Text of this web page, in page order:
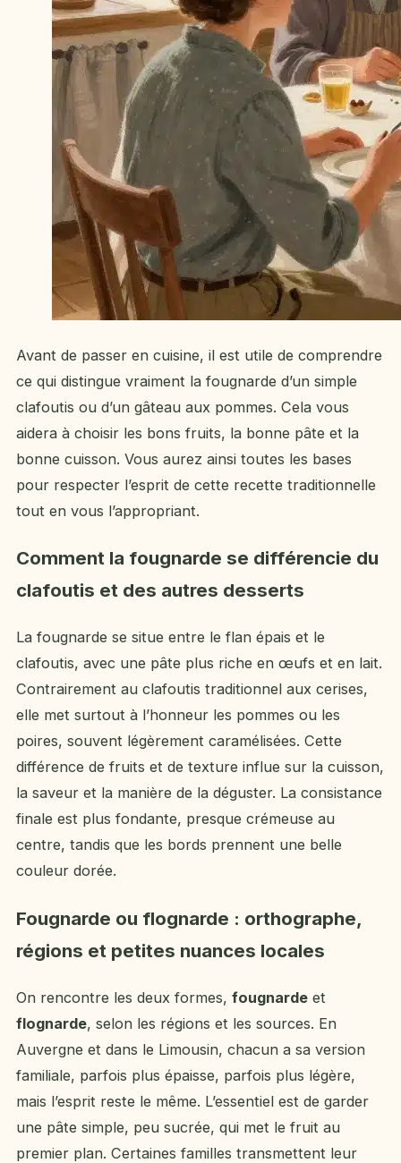
Avant de passer en cuisine, il est utile de comprendre
ce qui distingue vraiment la fougnarde d’un simple
clafoutis ou d’un gâteau aux pommes. Cela vous
aidera à choisir les bons fruits, la bonne pâte et la
bonne cuisson. Vous aurez ainsi toutes les bases
pour respecter l’esprit de cette recette traditionnelle
tout en vous l’appropriant.
Comment la fougnarde se différencie du
clafoutis et des autres desserts
La fougnarde se situe entre le flan épais et le
clafoutis, avec une pâte plus riche en œufs et en lait.
Contrairement au clafoutis traditionnel aux cerises,
elle met surtout à l’honneur les pommes ou les
poires, souvent légèrement caramélisées. Cette
différence de fruits et de texture influe sur la cuisson,
la saveur et la manière de la déguster. La consistance
finale est plus fondante, presque crémeuse au
centre, tandis que les bords prennent une belle
couleur dorée.
Fougnarde ou flognarde : orthographe,
régions et petites nuances locales
On rencontre les deux formes, fougnarde et
flognarde, selon les régions et les sources. En
Auvergne et dans le Limousin, chacun a sa version
familiale, parfois plus épaisse, parfois plus légère,
mais l’esprit reste le même. L’essentiel est de garder
une pâte simple, peu sucrée, qui met le fruit au
premier plan. Certaines familles transmettent leur